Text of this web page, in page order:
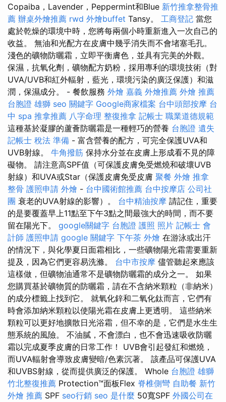
Copaiba，Lavender，Peppermint和Blue 新竹推拿整骨推
薦 辦桌外燴推薦 rwd 外燴buffet Tansy。 工商登記 當您
處於乾燥的環境中時，您將每兩個小時重新進入一次自己的
收益。 無油和光配方在皮膚中幾乎消失而不會堵塞毛孔。
淺色的礦物防曬霜，立即平衡膚色，並具有完美的外觀。
保濕，抗氧化劑，礦物配方奶粉，採用專利的環境技術（對
UVA/UVB和紅外輻射，藍光，環境污染的廣泛保護）和滋
潤，保濕成分。 - 餐飲服務 外燴 嘉義 外燴推薦 外燴 推薦
台胞證 雄獅 seo 關鍵字 Google商家檔案 台中頭部按摩 台
中 spa 推拿推薦 八字命理 整復推拿 記帳士 職業道德規範
這種基於凝膠的蘆薈防曬霜是一種輕巧的營養 台胞證 遺失
記帳士 稅法 準備 - 富含營養的配方，可完全保護UVA和
UVB射線。 牛角撥筋 保持水分並在皮膚上形成看不見的障
礙物。 請注意高SPF值（可保護皮膚免受燃燒和破壞UVB
射線）和UVA或Star（保護皮膚免受皮膚 聚餐 外燴 推拿
整骨 護照申請 外燴 - 台中國術館推薦 台中按摩店 公司社
團 衰老的UVA射線的影響）。 台中精油按摩 請記住，重要
的是要覆蓋早上11點至下午3點之間最強大的時間，而不要
留在陽光下。 google關鍵字 台胞證 護照 照片 記帳士 會
計師 護照申請 google 關鍵字 下午茶 外燴 在游泳或出汗
的情況下，與化學夏日面霜相比，一些礦物陽光霜需要重新
提及，因為它們更容易洗滌。 台中市按摩 儘管聽起來應該
這樣做，但礦物油通常不是礦物防曬霜的成分之一。 如果
您購買基於礦物質的防曬霜，請在不含納米顆粒（非納米）
的成分標籤上找到它。 就氧化鋅和二氧化鈦而言，它們有
時會添加納米顆粒以使陽光霜在皮膚上更透明。 這些納米
顆粒可以更好地擴散日光浴霜，但不幸的是，它們是水生生
態系統的風險。 不油膩，不會漂白，也不會迅速吸收防曬
霜以完成夏季皮膚的日常工作！ UVB會引起發紅和燃燒，
而UVA輻射會導致皮膚變暗/色素沉著。 該產品可保護UVA
和UVBS射線，從而提供廣泛的保護。 Whole 台胞證 雄獅
竹北整復推薦 Protection™面板Flex 脊椎側彎 自助餐 新竹
外燴 推薦 SPF seo行銷 seo 是什麼 50寬SPF 外國公司在